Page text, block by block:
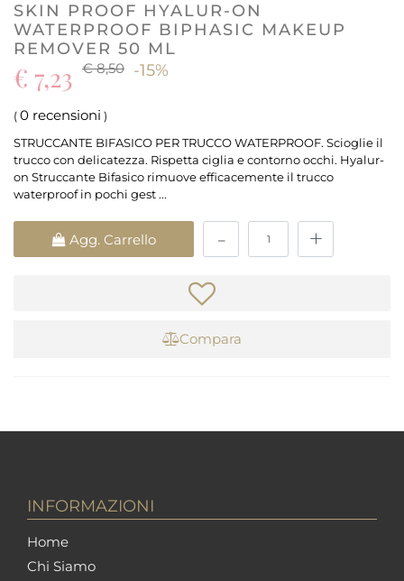
SKIN PROOF HYALUR-ON
WATERPROOF BIPHASIC MAKEUP
REMOVER 50 ML
€ 8,50 -15%
€ 7,23
( 0 recensioni )
STRUCCANTE BIFASICO PER TRUCCO WATERPROOF. Scioglie il
trucco con delicatezza. Rispetta ciglia e contorno occhi. Hyalur-
on Struccante Bifasico rimuove efficacemente il trucco
waterproof in pochi gest ...
Agg. Carrello
Compara
INFORMAZIONI
Home
Chi Siamo